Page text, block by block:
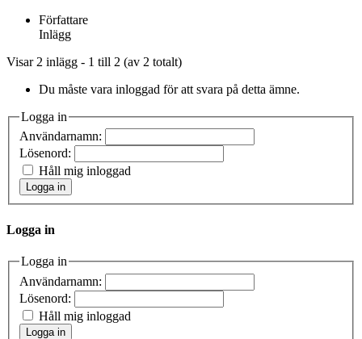
Författare
Inlägg
Visar 2 inlägg - 1 till 2 (av 2 totalt)
Du måste vara inloggad för att svara på detta ämne.
Logga in
Användarnamn:
Lösenord:
Håll mig inloggad
Logga in
Logga in
Logga in
Användarnamn:
Lösenord:
Håll mig inloggad
Logga in